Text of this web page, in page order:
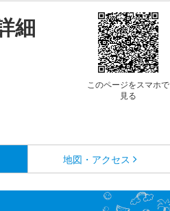
細
このページをスマホで
見る
地図・アクセス